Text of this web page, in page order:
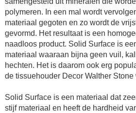
polymeren. In een mal wordt
materiaal gegoten en zo wordt de
gevormd. Het resultaat is een
naadloos product. Solid Surface is
materiaal waaraan bijna geen vuil,
hechten. Het is daarom ook erg
de tissuehouder Decor Walther Stone
Solid Surface is een materiaal dat
stijf materiaal en heeft de hardheid